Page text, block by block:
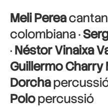
Meli Perea
colombiana ·
·Néstor Vinaixa
Guillermo Charry
Dorchapercussió
Polopercussió